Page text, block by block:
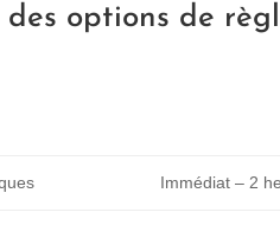
options de
Immédiat – 2